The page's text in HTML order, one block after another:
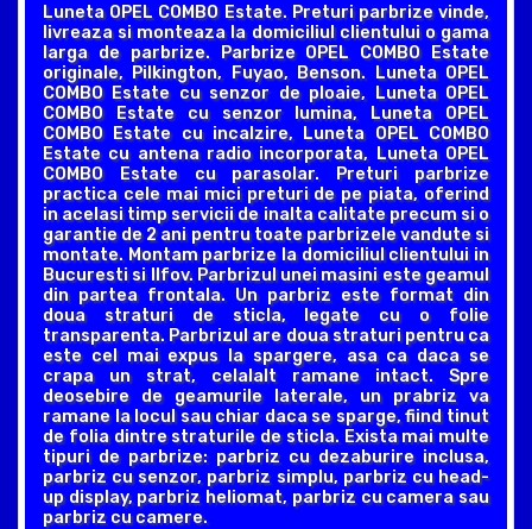
Luneta OPEL COMBO Estate. Preturi parbrize vinde,
livreaza si monteaza la domiciliul clientului o gama
larga de parbrize. Parbrize OPEL COMBO Estate
originale, Pilkington, Fuyao, Benson. Luneta OPEL
COMBO Estate cu senzor de ploaie, Luneta OPEL
COMBO Estate cu senzor lumina, Luneta OPEL
COMBO Estate cu incalzire, Luneta OPEL COMBO
Estate cu antena radio incorporata, Luneta OPEL
COMBO Estate cu parasolar. Preturi parbrize
practica cele mai mici preturi de pe piata, oferind
in acelasi timp servicii de inalta calitate precum si o
garantie de 2 ani pentru toate parbrizele vandute si
montate. Montam parbrize la domiciliul clientului in
Bucuresti si Ilfov. Parbrizul unei masini este geamul
din partea frontala. Un parbriz este format din
doua straturi de sticla, legate cu o folie
transparenta. Parbrizul are doua straturi pentru ca
este cel mai expus la spargere, asa ca daca se
crapa un strat, celalalt ramane intact. Spre
deosebire de geamurile laterale, un prabriz va
ramane la locul sau chiar daca se sparge, fiind tinut
de folia dintre straturile de sticla. Exista mai multe
tipuri de parbrize: parbriz cu dezaburire inclusa,
parbriz cu senzor, parbriz simplu, parbriz cu head-
up display, parbriz heliomat, parbriz cu camera sau
parbriz cu camere.